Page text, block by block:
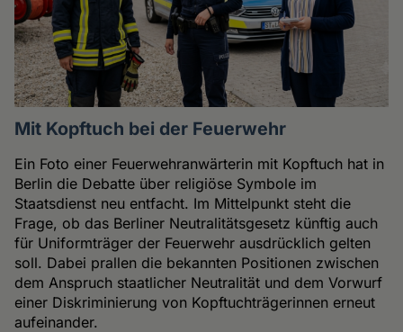
Mit Kopftuch bei der Feuerwehr
Ein Foto einer Feuerwehranwärterin mit Kopftuch hat in
Berlin die Debatte über religiöse Symbole im
Staatsdienst neu entfacht. Im Mittelpunkt steht die
Frage, ob das Berliner Neutralitätsgesetz künftig auch
für Uniformträger der Feuerwehr ausdrücklich gelten
soll. Dabei prallen die bekannten Positionen zwischen
dem Anspruch staatlicher Neutralität und dem Vorwurf
einer Diskriminierung von Kopftuchträgerinnen erneut
aufeinander.